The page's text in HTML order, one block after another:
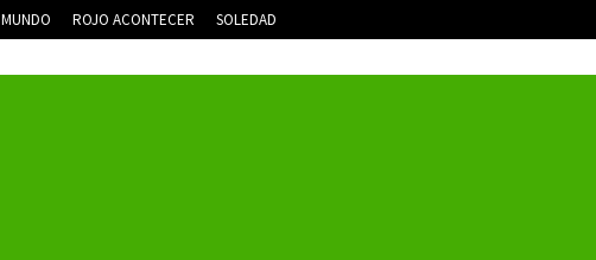
MUNDO ROJO ACONTECER SOLEDAD